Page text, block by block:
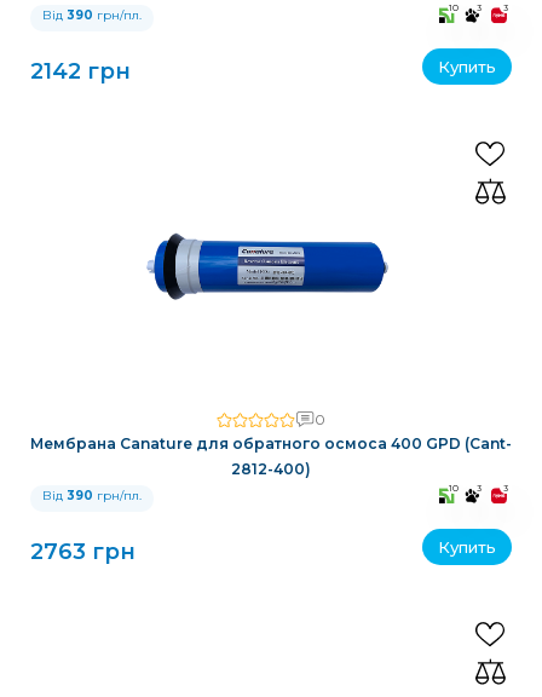
Від 390 грн/пл. 10 3 3
2142 грн Купить
0
Мембрана Canature для обратного осмоса 400 GPD (Cant-
2812-400)
Від 390 грн/пл. 10 3 3
2763 грн Купить